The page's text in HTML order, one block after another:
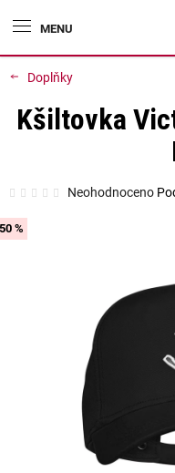
na
Doplňky
Kšiltovka
Průměrné
hodnocení
Neohodnoceno
50 %